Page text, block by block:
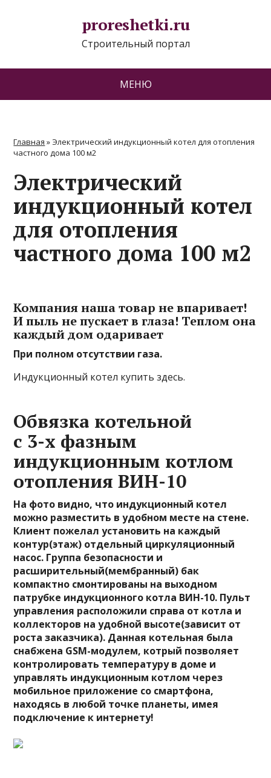
proreshetki.ru
Строительный портал
МЕНЮ
Главная » Электрический индукционный котел для отопления
частного дома 100 м2
Электрический
индукционный котел
для отопления
частного дома 100 м2
Компания наша товар не впаривает!
И пыль не пускает в глаза! Теплом она
каждый дом одаривает
При полном отсутствии газа.
Индукционный котел купить здесь.
Обвязка котельной
с 3-х фазным
индукционным котлом
отопления ВИН-10
На фото видно, что индукционный котел
можно разместить в удобном месте на стене.
Клиент пожелал установить на каждый
контур(этаж) отдельный циркуляционный
насос. Группа безопасности и
расширительный(мембранный) бак
компактно смонтированы на выходном
патрубке индукционного котла ВИН-10. Пульт
управления расположили справа от котла и
коллекторов на удобной высоте(зависит от
роста заказчика). Данная котельная была
снабжена GSM-модулем, котрый позволяет
контролировать температуру в доме и
управлять индукционным котлом через
мобильное приложение со смартфона,
находясь в любой точке планеты, имея
подключение к интернету!